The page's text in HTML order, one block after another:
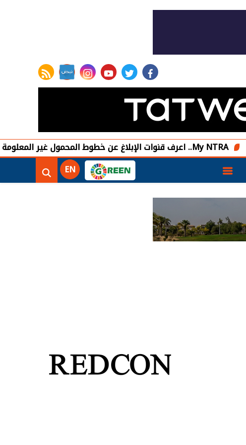
facebook
twitter
youtube
instagram
rss feed
مصر
EN